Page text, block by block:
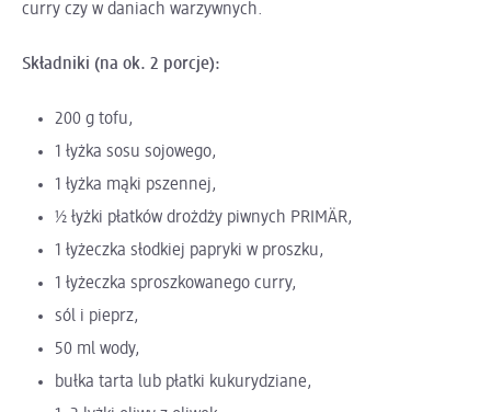
curry czy w daniach warzywnych.
Składniki (na ok. 2 porcje):
200 g tofu,
1 łyżka sosu sojowego,
1 łyżka mąki pszennej,
½ łyżki płatków drożdży piwnych PRIMÄR,
1 łyżeczka słodkiej papryki w proszku,
1 łyżeczka sproszkowanego curry,
sól i pieprz,
50 ml wody,
bułka tarta lub płatki kukurydziane,